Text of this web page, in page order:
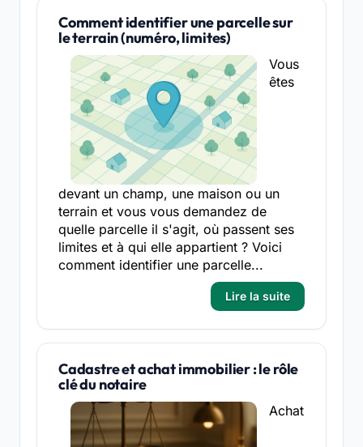
Comment identifier une parcelle sur
le terrain (numéro, limites)
Vous
êtes
devant un champ, une maison ou un
terrain et vous vous demandez de
quelle parcelle il s'agit, où passent ses
limites et à qui elle appartient ? Voici
comment identifier une parcelle...
Lire la suite
Cadastre et achat immobilier : le rôle
clé du notaire
Achat